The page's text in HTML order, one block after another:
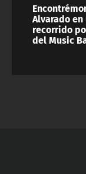
Alvarado
recorrido
del Music